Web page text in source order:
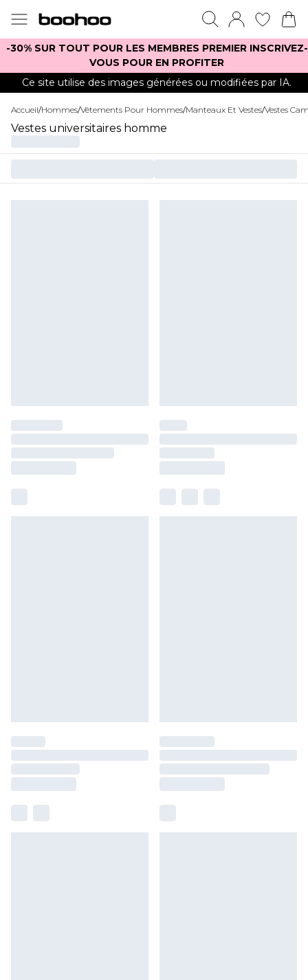
-30% SUR TOUT POUR LES MEMBRES PREMIER INSCRIVEZ-
VOUS POUR EN PROFITER
Ce site utilise des images générées ou modifiées par IA.
Accueil/Hommes/Vêtements Pour Hommes/Manteaux Et Vestes/Vestes
Vestes universitaires homme